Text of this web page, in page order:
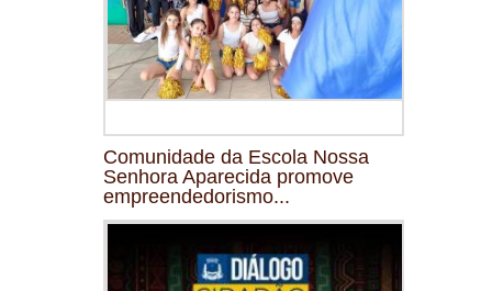
Comunidade da Escola Nossa
Senhora Aparecida promove
empreendedorismo...